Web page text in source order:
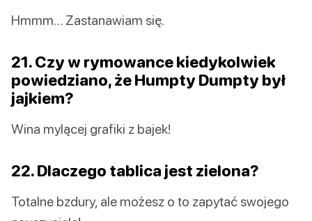
Hmmm… Zastanawiam się.
21. Czy w rymowance kiedykolwiek
powiedziano, że Humpty Dumpty był
jajkiem?
Wina mylącej grafiki z bajek!
22. Dlaczego tablica jest zielona?
Totalne bzdury, ale możesz o to zapytać swojego